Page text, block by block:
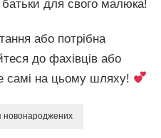
для свого малюка!
або потрібна
до фахівців або
самі на цьому шляху!
новонароджених